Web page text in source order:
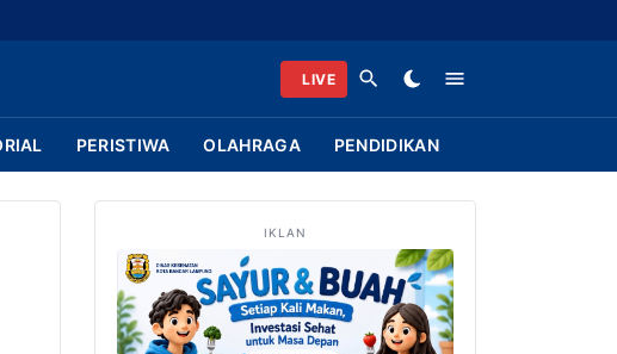
LIVE
PERISTIWA OLAHRAGA PENDIDIKAN
IKLAN